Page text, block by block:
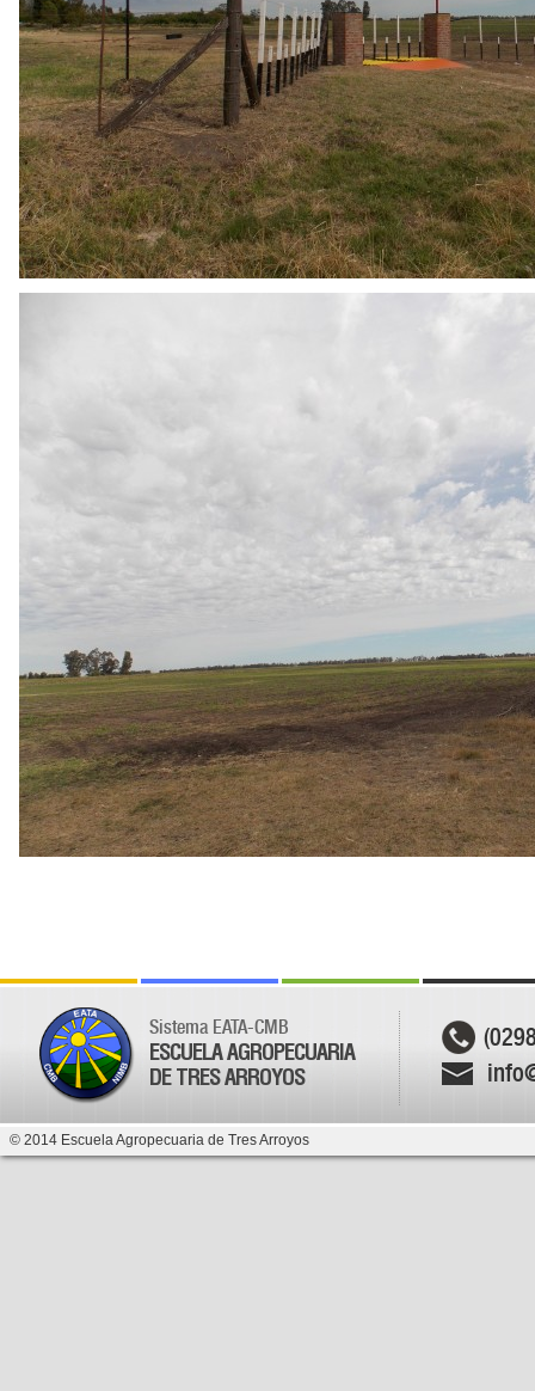
Sistema EATA-CMB
ESCUELA AGROPECUARIA
DE TRES ARROYOS
© 2014 Escuela Agropecuaria de Tres Arroyos